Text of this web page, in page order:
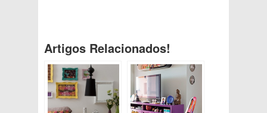
Artigos Relacionados!